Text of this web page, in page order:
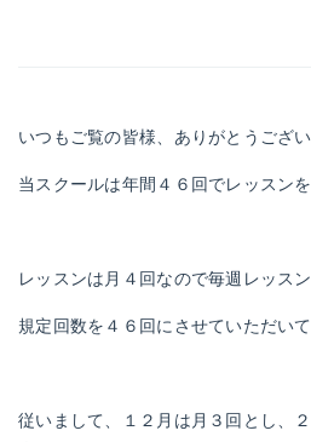
いつもご覧の皆様、ありがとうござい
当スクールは年間４６回でレッスン
レッスンは月４回なので毎週レッス
規定回数を４６回にさせていただいて
従いまして、１２月は月３回とし、